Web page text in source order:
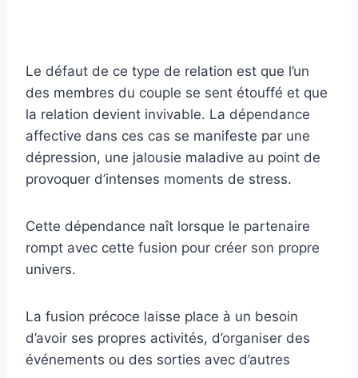
Le défaut de ce type de relation est que l’un
des membres du couple se sent étouffé et que
la relation devient invivable. La dépendance
affective dans ces cas se manifeste par une
dépression, une jalousie maladive au point de
provoquer d’intenses moments de stress.
Cette dépendance naît lorsque le partenaire
rompt avec cette fusion pour créer son propre
univers.
La fusion précoce laisse place à un besoin
d’avoir ses propres activités, d’organiser des
événements ou des sorties avec d’autres